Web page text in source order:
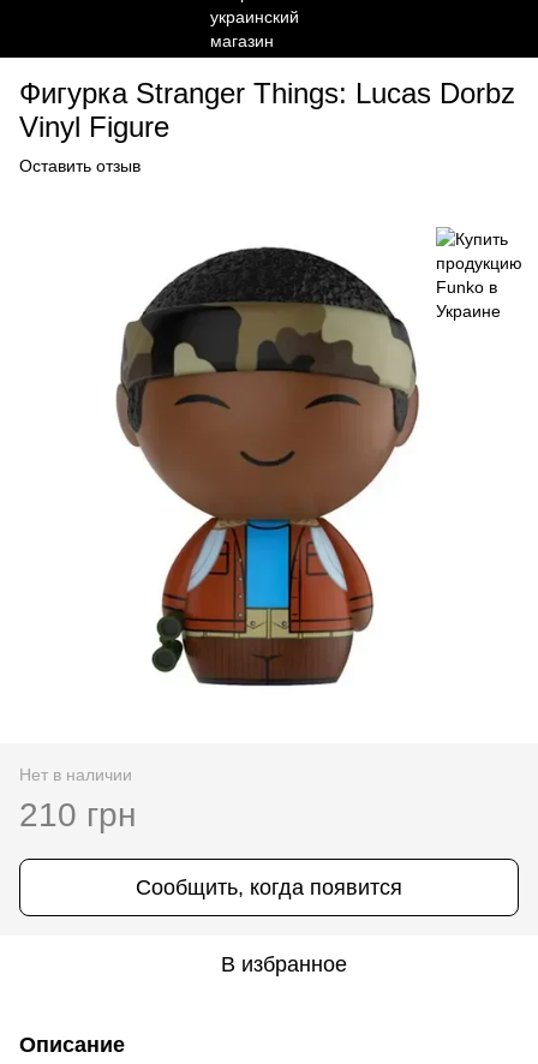
Фигурка Stranger Things: Lucas Dorbz
Vinyl Figure
Оставить отзыв
Нет в наличии
210 грн
Сообщить, когда появится
В избранное
Описание